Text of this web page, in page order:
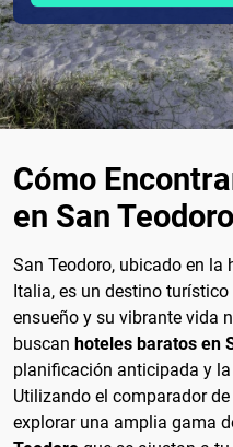
Cómo
en San Teodoro
San Teodoro, ubicado en la
Italia, es un destino
ensueño y su vibrante vida
buscan hoteles baratos en
planificación anticipada y
Utilizando el comparador
explorar una amplia gama